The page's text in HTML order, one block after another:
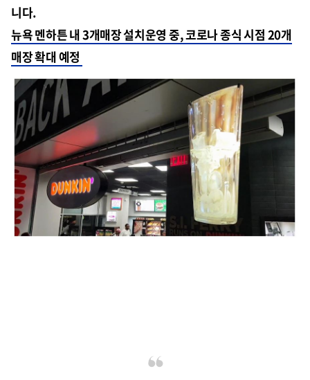
니다.
뉴욕 멘하튼 내 3개매장 설치운영 중, 코로나 종식 시점 20개
매장 확대 예정